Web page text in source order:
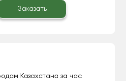
Заказать
Казахстана за час